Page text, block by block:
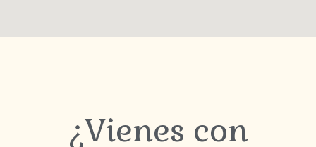
¿Vienes con